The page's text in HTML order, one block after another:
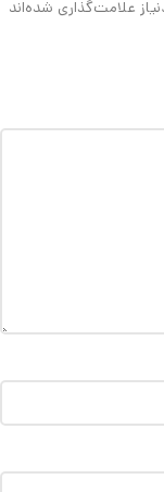
علامت‌گذاری شده‌اند